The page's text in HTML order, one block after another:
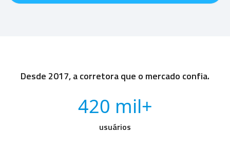
Desde 2017, a corretora que o mercado confia.
420 mil+
usuários